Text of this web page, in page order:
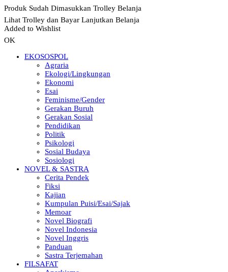
Produk Sudah Dimasukkan Trolley Belanja
Lihat Trolley dan Bayar Lanjutkan Belanja
Added to Wishlist
OK
EKOSOSPOL
Agraria
Ekologi/Lingkungan
Ekonomi
Esai
Feminisme/Gender
Gerakan Buruh
Gerakan Sosial
Pendidikan
Politik
Psikologi
Sosial Budaya
Sosiologi
NOVEL & SASTRA
Cerita Pendek
Fiksi
Kajian
Kumpulan Puisi/Esai/Sajak
Memoar
Novel Biografi
Novel Indonesia
Novel Inggris
Panduan
Sastra Terjemahan
FILSAFAT